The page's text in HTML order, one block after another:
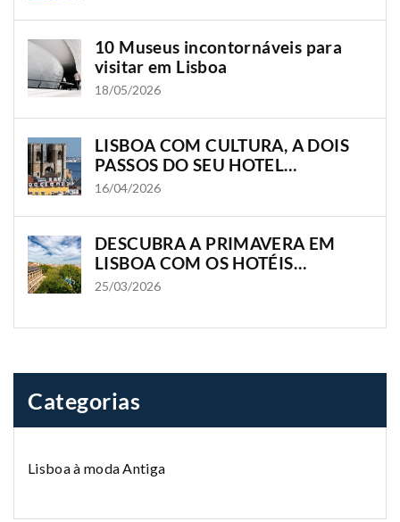
10 Museus incontornáveis para
visitar em Lisboa
18/05/2026
LISBOA COM CULTURA, A DOIS
PASSOS DO SEU HOTEL
OLISSIPPO
16/04/2026
DESCUBRA A PRIMAVERA EM
LISBOA COM OS HOTÉIS
OLISSIPPO
25/03/2026
Categorias
Lisboa à moda Antiga